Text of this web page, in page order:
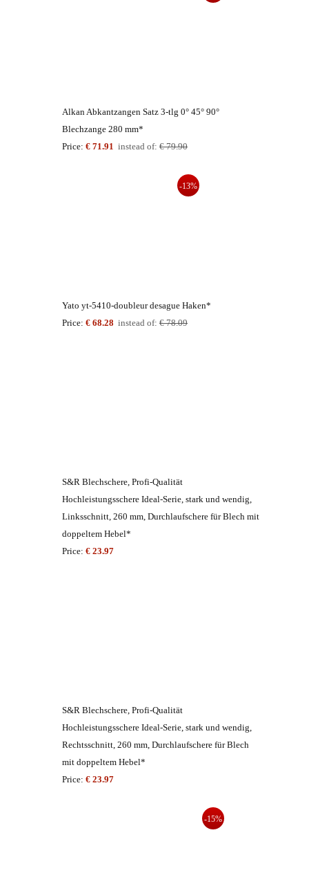
Alkan Abkantzangen Satz 3-tlg 0° 45° 90°
Blechzange 280 mm*
Price: € 71.91 instead of: € 79.90
-13%
Yato yt-5410-doubleur desague Haken*
Price: € 68.28 instead of: € 78.09
S&R Blechschere, Profi-Qualität
Hochleistungsschere Ideal-Serie, stark und wendig,
Linksschnitt, 260 mm, Durchlaufschere für Blech mit
doppeltem Hebel*
Price: € 23.97
S&R Blechschere, Profi-Qualität
Hochleistungsschere Ideal-Serie, stark und wendig,
Rechtsschnitt, 260 mm, Durchlaufschere für Blech
mit doppeltem Hebel*
Price: € 23.97
-15%